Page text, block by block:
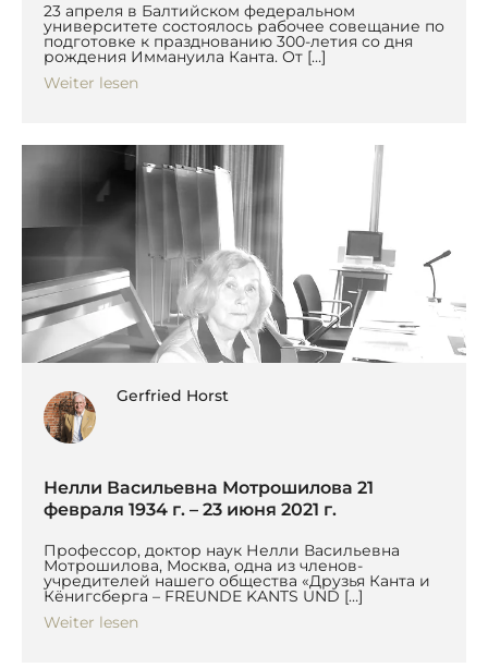
23 апреля в Балтийском федеральном
университете состоялось рабочее совещание по
подготовке к празднованию 300-летия со дня
рождения Иммануила Канта. От […]
Weiter lesen
Gerfried Horst
Нелли Васильевна Мотрошилова 21
февраля 1934 г. – 23 июня 2021 г.
Профессор, доктор наук Нелли Васильевна
Мотрошилова, Москва, одна из членов-
учредителей нашего общества «Друзья Канта и
Кёнигсберга – FREUNDE KANTS UND […]
Weiter lesen